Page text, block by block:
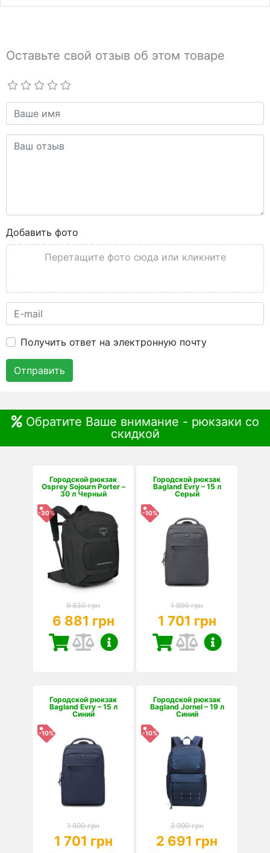
Оставьте свой отзыв об этом товаре
Добавить фото
Перетащите фото сюда или кликните
Получить ответ на электронную почту
Отправить
Обратите Ваше внимание - рюкзаки со
скидкой
Городской рюкзак
Osprey Sojourn Porter –
30 л Черный
-30%
9 830 грн
6 881 грн
Городской рюкзак
Bagland Evry – 15 л
Серый
-10%
1 890 грн
1 701 грн
Городской рюкзак
Bagland Evry – 15 л
Синий
-10%
1 890 грн
1 701 грн
Городской рюкзак
Bagland Jornel – 19 л
Синий
-10%
2 990 грн
2 691 грн